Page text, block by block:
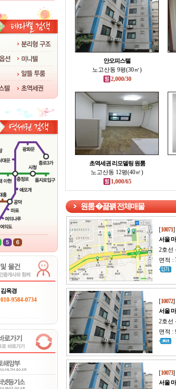
김옥경
010-9584-0734
안오피스텔
노고산동 9평(30㎡)
2,000/30
초역세권 리모델링 원룸
노고산동 12평(40㎡)
1,000/65
원룸 �꾩꽭 전체매물
[10071]
서울
2호선
면적 :
[10072]
서울
2호선
면적 :
[10073]
서울